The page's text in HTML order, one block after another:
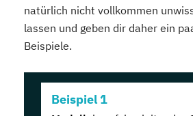
natürlich nicht vollkommen
lassen und geben dir daher ein
Beispiele.
Beispiel 1